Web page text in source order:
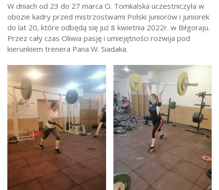
Rekrutacja
Oferty pracy dla pracowników
Zadania realizowane z budżetu państwa
W dniach od 23 do 27 marca O. Tomkalska uczestniczyła w
obozie kadry przed mistrzostwami Polski juniorów i juniorek
do lat 20, które odbędą się już 8 kwietnia 2022r. w Biłgoraju.
Przez cały czas Oliwia pasję i umiejętności rozwija pod
kierunkiem trenera Pana W. Siadaka.